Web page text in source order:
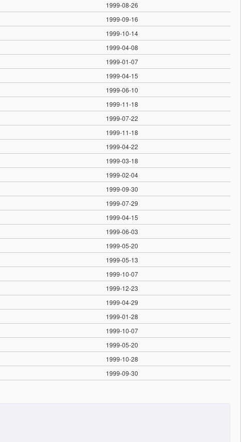
1999-08-26
1999-09-16
1999-10-14
1999-04-08
1999-01-07
1999-04-15
1999-06-10
1999-11-18
1999-07-22
1999-11-18
1999-04-22
1999-03-18
1999-02-04
1999-09-30
1999-07-29
1999-04-15
1999-06-03
1999-05-20
1999-05-13
1999-10-07
1999-12-23
1999-04-29
1999-01-28
1999-10-07
1999-05-20
1999-10-28
1999-09-30